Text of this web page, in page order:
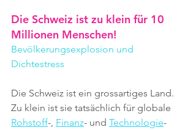
Die Schweiz ist zu klein für 10
Millionen Menschen!
Bevölkerungsexplosion und
Dichtestress
Die Schweiz ist ein grossartiges Land.
Zu klein ist sie tatsächlich für globale
Rohstoff-, Finanz- und Technologie-